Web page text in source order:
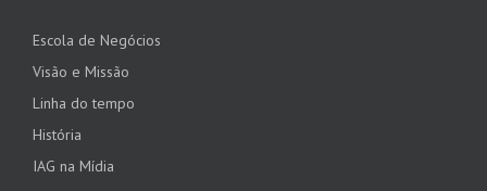
Escola de Negócios
Visão e Missão
Linha do tempo
História
IAG na Mídia